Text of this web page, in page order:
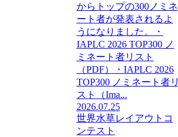
からトップの300ノミネ
ート者が発表されるよ
うになりました。・
IAPLC 2026 TOP300 ノ
ミネート者リスト
（PDF）・IAPLC 2026
TOP300 ノミネート者リ
スト（Ima...
2026.07.25
世界水草レイアウトコ
ンテスト